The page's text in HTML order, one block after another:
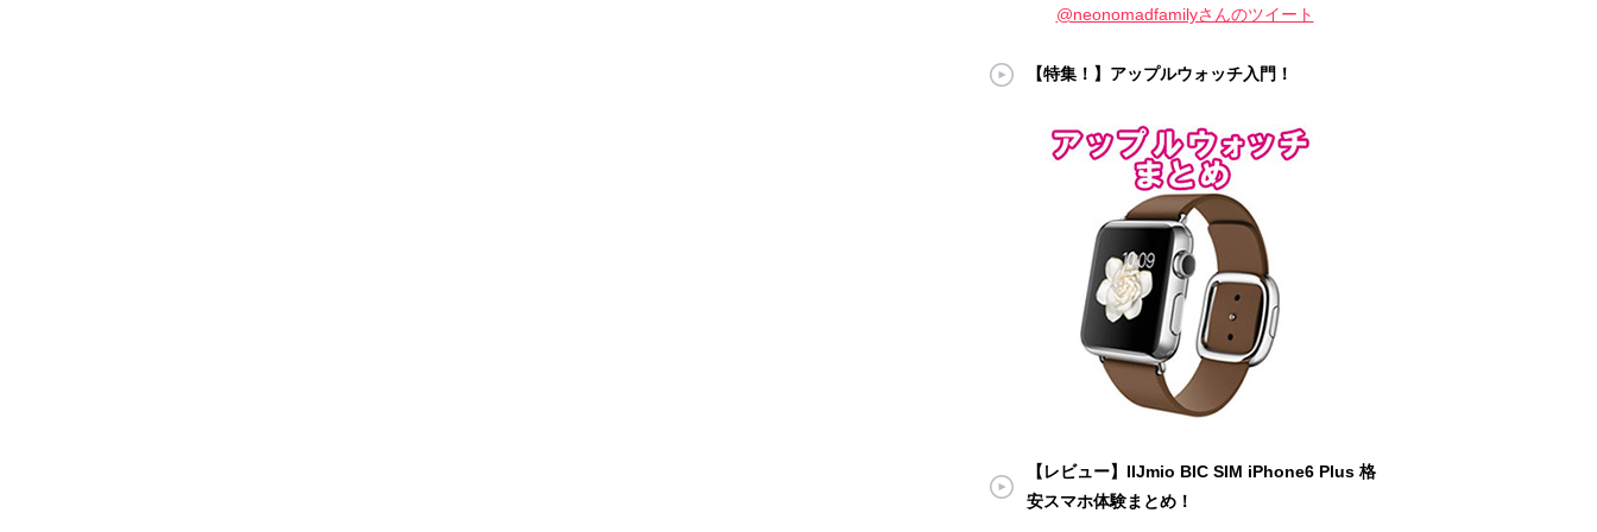
@neonomadfamilyさんのツイート
【特集！】アップルウォッチ入門！
【レビュー】IIJmio BIC SIM iPhone6 Plus 格
安スマホ体験まとめ！